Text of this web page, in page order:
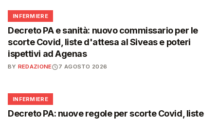
🩺
INFERMIERE
Decreto PA e sanità: nuovo commissario per le
scorte Covid, liste d'attesa al Siveas e poteri
ispettivi ad Agenas
BY REDAZIONE 7 AGOSTO 2026
🩺
INFERMIERE
Decreto PA: nuove regole per scorte Covid, liste